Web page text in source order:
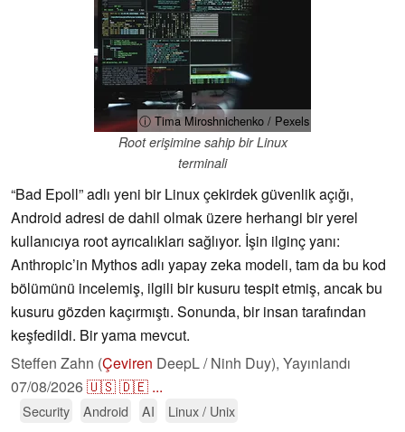
ⓘ Tima Miroshnichenko / Pexels
Root erişimine sahip bir Linux
terminali
“Bad Epoll” adlı yeni bir Linux çekirdek güvenlik açığı,
Android adresi de dahil olmak üzere herhangi bir yerel
kullanıcıya root ayrıcalıkları sağlıyor. İşin ilginç yanı:
Anthropic’in Mythos adlı yapay zeka modeli, tam da bu kod
bölümünü incelemiş, ilgili bir kusuru tespit etmiş, ancak bu
kusuru gözden kaçırmıştı. Sonunda, bir insan tarafından
keşfedildi. Bir yama mevcut.
Steffen Zahn (Çeviren DeepL / Ninh Duy), Yayınlandı
07/08/2026🇺🇸🇩🇪 ...
Security Android AI Linux / Unix